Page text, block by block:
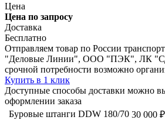
Цена
Цена по запросу
Доставка
Бесплатно
Отправляем товар по России
"Деловые Линии", ООО "ПЭК", ЛК
срочной потребности возможно
Купить в 1 клик
Доступные способы доставки можно
оформлении заказа
Буровые штанги DDW 180/70 30 000 ₽